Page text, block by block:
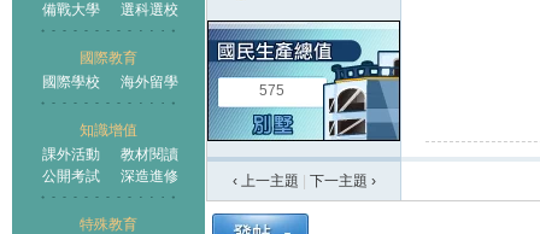
備戰大學
選科選校
國際教育
國際學校
海外留學
知識增值
課外活動
教材閱讀
公開考試
深造進修
特殊教育
575
‹ 上一主題 下一主題 ›